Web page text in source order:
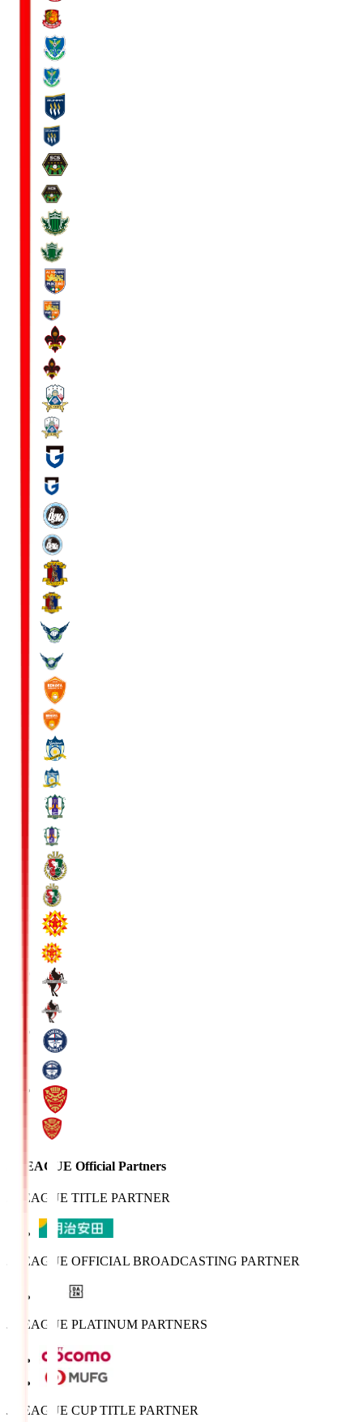
J.LEAGUE Official Partners
J.LEAGUE TITLE PARTNER
J.LEAGUE OFFICIAL BROADCASTING PARTNER
J.LEAGUE PLATINUM PARTNERS
J.LEAGUE CUP TITLE PARTNER